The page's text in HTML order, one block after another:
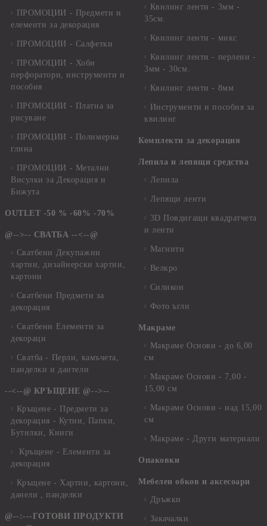
ПРОМОЦИИ - Предмети и
елементи за декорация
ПРОМОЦИИ - Салфетки
ПРОМОЦИИ - Хоби
перфоратори, инструменти и
пособия
ПРОМОЦИИ - Платна за
рисуване
ПРОМОЦИИ - Полимерна
глина
ПРОМОЦИИ - Метални
Висулки за Декорация и
Бижута
OUTLET -50 % -60% -70%
@-->-- СВАТБА --<--@
Сватбени Декупажни
хартии, дизайнерски хартии,
картони
Сватбени Предмети за
декорация
Сватбени Елементи за
декораци
Сватба - Перли, камъчета,
панделки и дантели
--<--@ КРЪЩЕНЕ @-->--
Кръщене - Предмети за
декорация - Кутии, Папки,
Бутилки, Книги
Кръщене - Елементи за
декорация
Кръщене - Хартии, картони,
данели , панделки
@--:---ГОТОВИ ПРОДУКТИ
Квилинг ленти - 3мм -
35см.
Квилинг ленти - микс
Квилинг ленти - перлени -
3мм - 30см.
Квилинг ленти - 8мм
Инструменти и пособия за
квилинг
Комплекти за декорация
Лепила и лепящи средства
Лепила
Лепящи ленти
3D Повдигащи квадратчета
и ленти
Магнити
Велкро
Силикон
Фото ъгли
Макраме
Макраме Основи - до 6,00
см
Макраме Основи - 7,00 -
15,00 см
Макраме Основи - над 15,00
см
Макраме - Други материали
Опаковки
Мебелен обков и аксесоари
Дръжки
Закачалки